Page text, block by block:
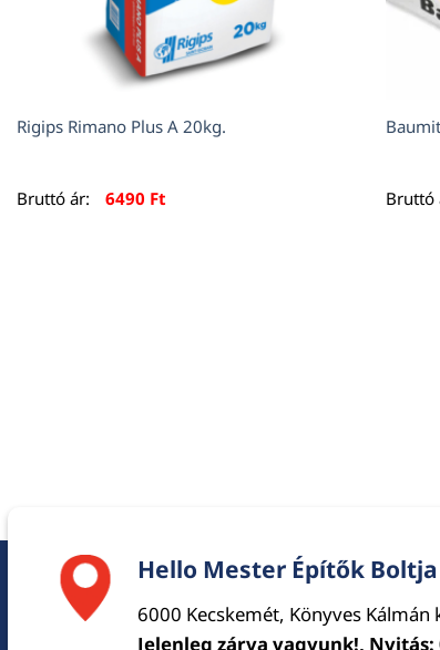
Rigips Rimano Plus A 20kg.
Bruttó ár: 6490 Ft Bruttó
Hello Mester Építők Boltja
6000 Kecskemét, Könyves Kálmán
Jelenleg zárva vagyunk!, Nyitás: